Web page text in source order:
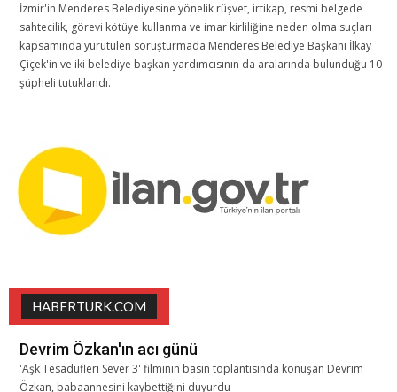
İzmir'in Menderes Belediyesine yönelik rüşvet, irtikap, resmi belgede
sahtecilik, görevi kötüye kullanma ve imar kirliliğine neden olma suçları
kapsamında yürütülen soruşturmada Menderes Belediye Başkanı İlkay
Çiçek'in ve iki belediye başkan yardımcısının da aralarında bulunduğu 10
şüpheli tutuklandı.
HABERTURK.COM
Devrim Özkan'ın acı günü
'Aşk Tesadüfleri Sever 3' filminin basın toplantısında konuşan Devrim
Özkan, babaannesini kaybettiğini duyurdu